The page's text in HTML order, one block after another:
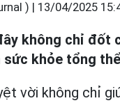
) | 13/04/2025
không chỉ đốt
sức khỏe tổng
vời không chỉ